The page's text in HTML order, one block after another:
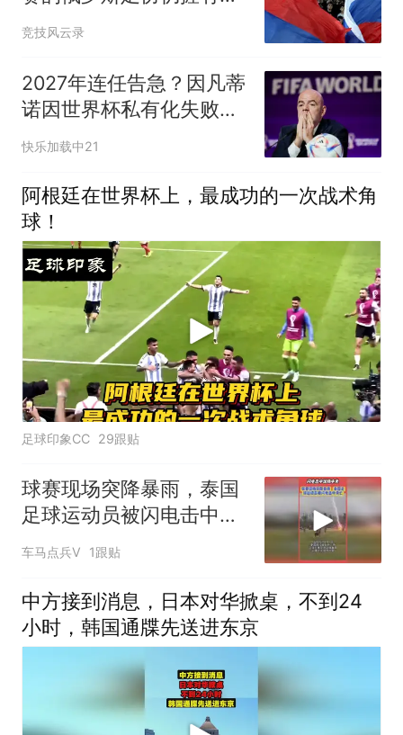
键一票
竞技风云录
2027年连任告急？因凡蒂
诺因世界杯私有化失败遭
多国足协抵制
快乐加载中21
阿根廷在世界杯上，最成功的一次战术角
球！
足球印象CC 29跟贴
球赛现场突降暴雨，泰国
足球运动员被闪电击中身
亡
车马点兵V 1跟贴
中方接到消息，日本对华掀桌，不到24
小时，韩国通牒先送进东京